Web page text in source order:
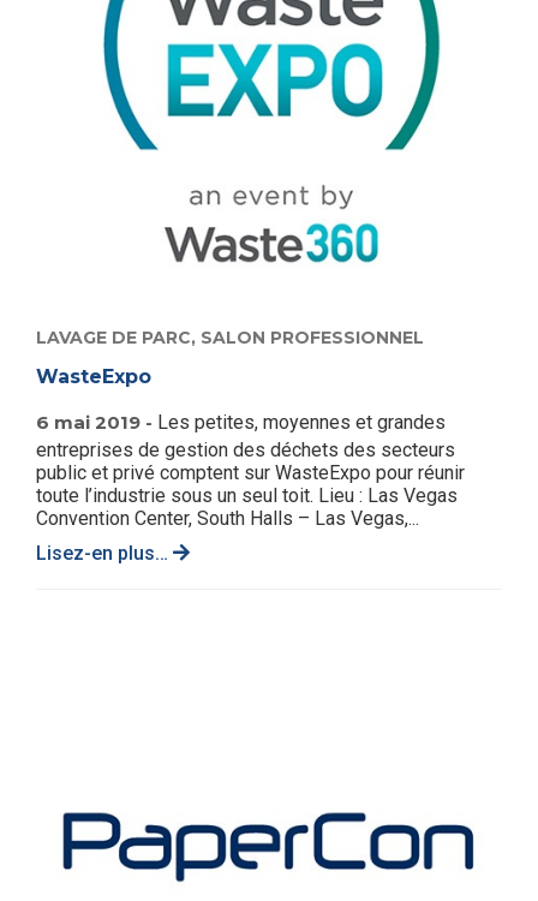
LAVAGE DE PARC, SALON PROFESSIONNEL
WasteExpo
6 mai 2019 - Les petites, moyennes et grandes
entreprises de gestion des déchets des secteurs
public et privé comptent sur WasteExpo pour réunir
toute l’industrie sous un seul toit. Lieu : Las Vegas
Convention Center, South Halls – Las Vegas,...
Lisez-en plus…